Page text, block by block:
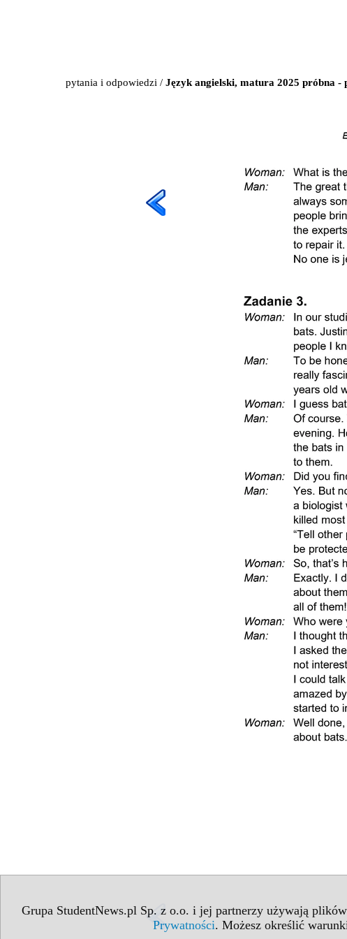
Grupa StudentNews.pl Sp. z o.o. i jej partnerzy używają
Prywatności. Możesz określić
pytania i odpowiedzi / Język angielski, matura 2025 próbna -